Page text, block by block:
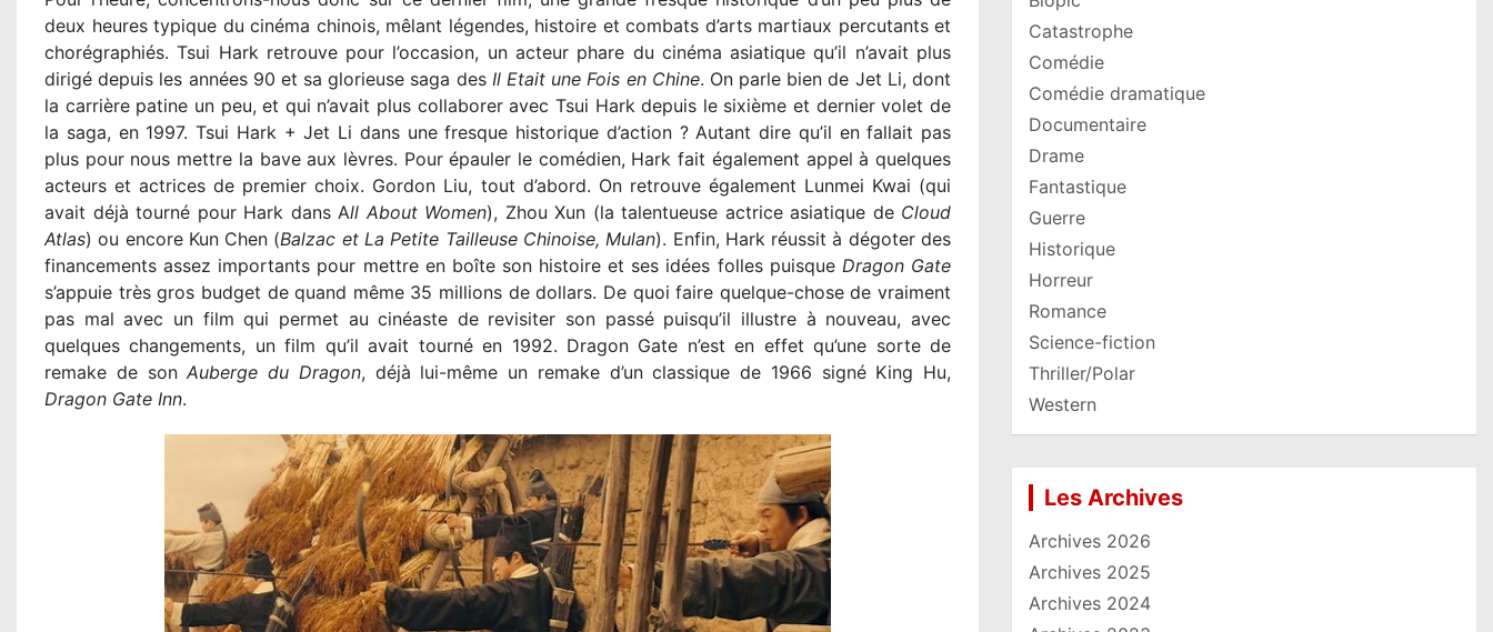
deux heures typique du cinéma chinois, mêlant légendes, histoire et combats d’arts martiaux percutants et
chorégraphiés. Tsui Hark retrouve pour l’occasion, un acteur phare du cinéma asiatique qu’il n’avait plus
dirigé depuis les années 90 et sa glorieuse saga des Il Etait une Fois en Chine. On parle bien de Jet Li, dont
la carrière patine un peu, et qui n’avait plus collaborer avec Tsui Hark depuis le sixième et dernier volet de
la saga, en 1997. Tsui Hark + Jet Li dans une fresque historique d’action ? Autant dire qu’il en fallait pas
plus pour nous mettre la bave aux lèvres. Pour épauler le comédien, Hark fait également appel à quelques
acteurs et actrices de premier choix. Gordon Liu, tout d’abord. On retrouve également Lunmei Kwai (qui
avait déjà tourné pour Hark dans All About Women), Zhou Xun (la talentueuse actrice asiatique de Cloud
Atlas) ou encore Kun Chen (Balzac et La Petite Tailleuse Chinoise, Mulan). Enfin, Hark réussit à dégoter des
financements assez importants pour mettre en boîte son histoire et ses idées folles puisque Dragon Gate
s’appuie très gros budget de quand même 35 millions de dollars. De quoi faire quelque-chose de vraiment
pas mal avec un film qui permet au cinéaste de revisiter son passé puisqu’il illustre à nouveau, avec
quelques changements, un film qu’il avait tourné en 1992. Dragon Gate n’est en effet qu’une sorte de
remake de sonAuberge du Dragon, déjà lui-même un remake d’un classique de 1966 signé King Hu,
Dragon Gate Inn.
Catastrophe
Comédie
Comédie dramatique
Documentaire
Drame
Fantastique
Guerre
Historique
Horreur
Romance
Science-fiction
Thriller/Polar
Western
Les Archives
Archives 2026
Archives 2025
Archives 2024